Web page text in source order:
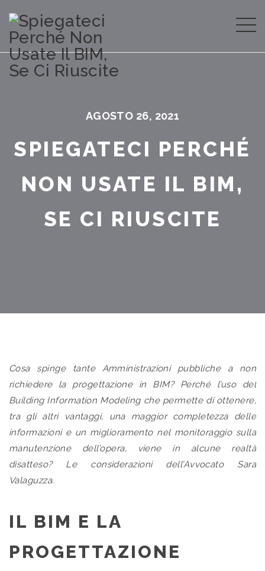
AGOSTO 26, 2021
SPIEGATECI PERCHÉ
NON USATE IL BIM,
SE CI RIUSCITE
Cosa spinge tante Amministrazioni pubbliche a non
richiedere la progettazione in BIM? Perché l’uso del
Building Information Modeling che permette di ottenere,
tra gli altri vantaggi, una maggior completezza delle
informazioni e un miglioramento nel monitoraggio sulla
manutenzione dell’opera, viene in alcune realtà
disatteso? Le considerazioni dell’Avvocato Sara
Valaguzza.
IL BIM E LA
PROGETTAZIONE